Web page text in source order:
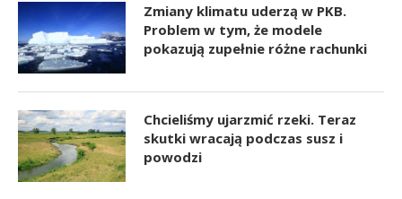
Zmiany klimatu uderzą w PKB.
Problem w tym, że modele
pokazują zupełnie różne rachunki
Chcieliśmy ujarzmić rzeki. Teraz
skutki wracają podczas susz i
powodzi